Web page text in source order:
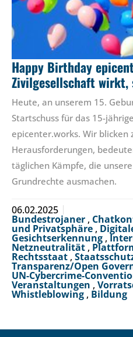
Happy Birthday
Zivilgesellschaft wirkt,
Heute, an unserem 15.
Startschuss für das 15-
epicenter.works. Wir blicken
Herausforderungen,
täglichen Kämpfe, die
Grundrechte ausmachen.
06.02.2025
Bundestrojaner ,
und Privatsphäre ,
Gesichtserkennung ,
Netzneutralität ,
Rechtsstaat ,
Transparenz/Open
UN-Cybercrime-
Veranstaltungen ,
Whistleblowing , Bildung